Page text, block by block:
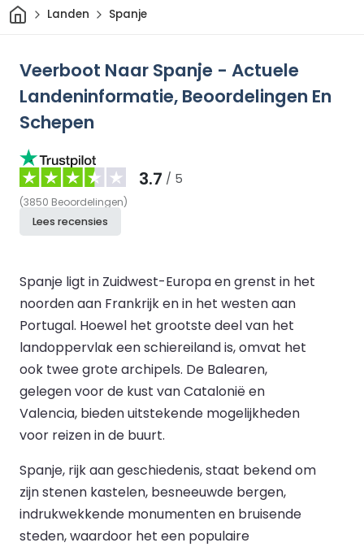
ThuisLanden Spanje
Veerboot Naar Spanje - Actuele
Landeninformatie, Beoordelingen En
Schepen
3.7 / 5
(3850 Beoordelingen)
Lees recensies
Spanje ligt in Zuidwest-Europa en grenst in het
noorden aan Frankrijk en in het westen aan
Portugal. Hoewel het grootste deel van het
landoppervlak een schiereiland is, omvat het
ook twee grote archipels. De Balearen,
gelegen voor de kust van Catalonië en
Valencia, bieden uitstekende mogelijkheden
voor reizen in de buurt.
Spanje, rijk aan geschiedenis, staat bekend om
zijn stenen kastelen, besneeuwde bergen,
indrukwekkende monumenten en bruisende
steden, waardoor het een populaire